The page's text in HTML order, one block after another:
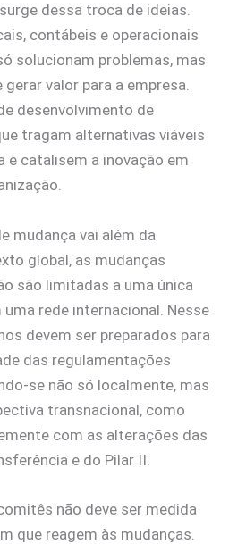
dessa troca de ideias.
contábeis e operacionais
solucionam problemas, mas
valor para a empresa.
desenvolvimento de
tragam alternativas viáveis
e catalisem a inovação em
mudança vai além da
global, as mudanças
são limitadas a uma única
rede internacional. Nesse
devem ser preparados para
das regulamentações
se não só localmente, mas
transnacional, como
com as alterações das
e do Pilar II.
não deve ser medida
que reagem às mudanças.